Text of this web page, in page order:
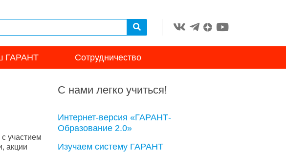
ГАРАНТ Сотрудничество
участием
акции
С нами легко учиться!
Интернет-версия «ГАРАНТ-
Образование 2.0»
Изучаем систему ГАРАНТ